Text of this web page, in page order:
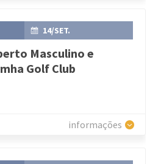
14/SET.
Masculino e
Golf Club
informações